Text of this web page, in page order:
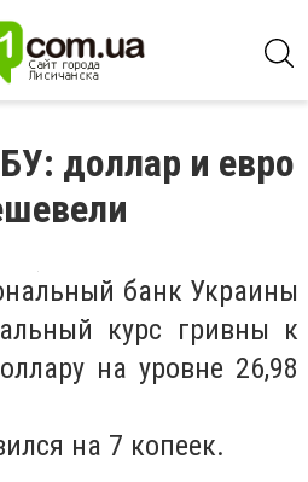
доллар и евро
банк Украины
курс гривны к
на уровне 26,98
на 7 копеек.